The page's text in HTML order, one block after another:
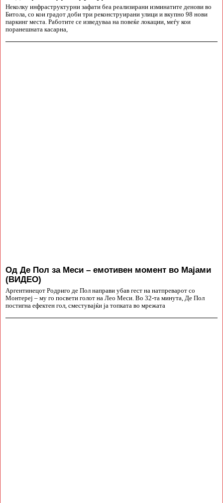
Неколку инфраструктурни зафати беа реализирани изминатите денови во
Битола, со кои градот доби три реконструирани улици и вкупно 98 нови
паркинг места. Работите се изведуваа на повеќе локации, меѓу кои
поранешната касарна,
Од Де Пол за Меси – емотивен момент во Мајами
(ВИДЕО)
Аргентинецот Родриго де Пол направи убав гест на натпреварот со
Монтереј – му го посвети голот на Лео Меси. Во 32-та минута, Де Пол
постигна ефектен гол, сместувајќи ја топката во мрежата